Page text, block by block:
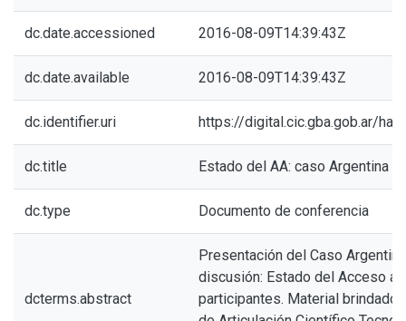
dc.date.accessioned 2016-08-09T14:39:43Z
dc.date.available 2016-08-09T14:39:43Z
dc.identifier.uri https://digital.cic.gba.gob.ar/
dc.title Estado del AA: caso Argentina
dc.type Documento de conferencia
dcterms.abstract
Presentación del Caso
discusión: Estado del Acceso
participantes. Material brindado